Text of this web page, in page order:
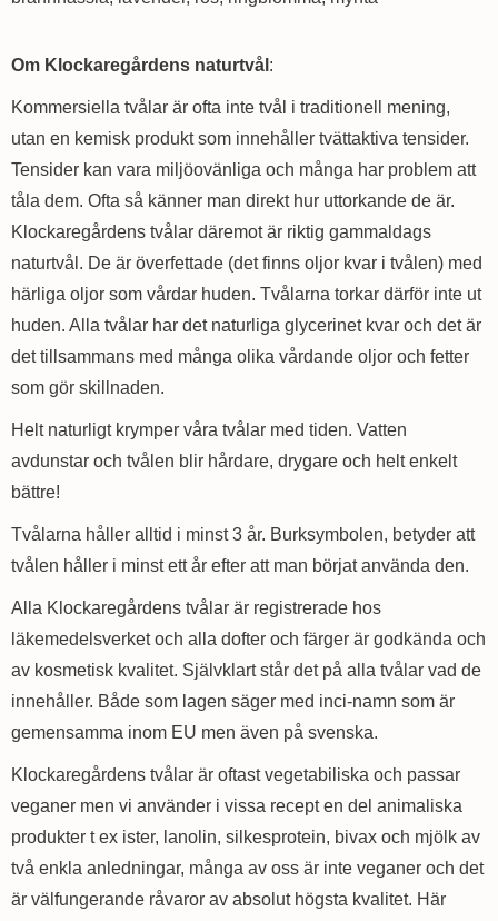
Om Klockaregårdens naturtvål :
Kommersiella tvålar är ofta inte tvål i traditionell mening,
utan en kemisk produkt som innehåller tvättaktiva tensider.
Tensider kan vara miljöovänliga och många har problem att
tåla dem. Ofta så känner man direkt hur uttorkande de är.
Klockaregårdens tvålar däremot är riktig gammaldags
naturtvål. De är överfettade (det finns oljor kvar i tvålen) med
härliga oljor som vårdar huden. Tvålarna torkar därför inte ut
huden. Alla tvålar har det naturliga glycerinet kvar och det är
det tillsammans med många olika vårdande oljor och fetter
som gör skillnaden.
Helt naturligt krymper våra tvålar med tiden. Vatten
avdunstar och tvålen blir hårdare, drygare och helt enkelt
bättre!
Tvålarna håller alltid i minst 3 år. Burksymbolen, betyder att
tvålen håller i minst ett år efter att man börjat använda den.
Alla Klockaregårdens tvålar är registrerade hos
läkemedelsverket och alla dofter och färger är godkända och
av kosmetisk kvalitet. Självklart står det på alla tvålar vad de
innehåller. Både som lagen säger med inci-namn som är
gemensamma inom EU men även på svenska.
Klockaregårdens tvålar är oftast vegetabiliska och passar
veganer men vi använder i vissa recept en del animaliska
produkter t ex ister, lanolin, silkesprotein, bivax och mjölk av
två enkla anledningar, många av oss är inte veganer och det
är välfungerande råvaror av absolut högsta kvalitet. Här